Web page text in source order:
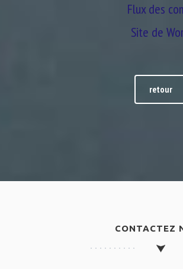
Flux des
Site de
retour
CONTACTEZ